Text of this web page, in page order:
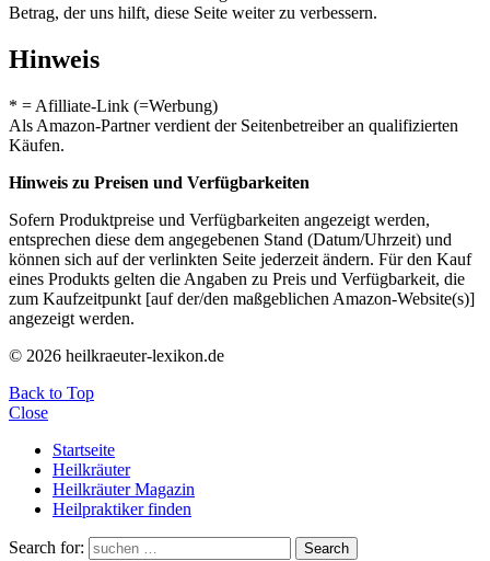
Betrag, der uns hilft, diese Seite weiter zu verbessern.
Hinweis
* = Afilliate-Link (=Werbung)
Als Amazon-Partner verdient der Seitenbetreiber an qualifizierten
Käufen.
Hinweis zu Preisen und Verfügbarkeiten
Sofern Produktpreise und Verfügbarkeiten angezeigt werden,
entsprechen diese dem angegebenen Stand (Datum/Uhrzeit) und
können sich auf der verlinkten Seite jederzeit ändern. Für den Kauf
eines Produkts gelten die Angaben zu Preis und Verfügbarkeit, die
zum Kaufzeitpunkt [auf der/den maßgeblichen Amazon-Website(s)]
angezeigt werden.
© 2026 heilkraeuter-lexikon.de
Back to Top
Close
Startseite
Heilkräuter
Heilkräuter Magazin
Heilpraktiker finden
Search for: Search